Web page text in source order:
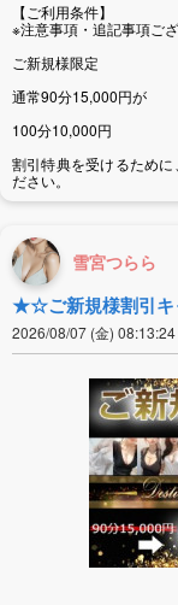
【ご利用条件】
※注意事項・追記事項ご
ご新規様限定
通常90分15,000円が
100分10,000円
割引特典を受けるため
ださい。
雪宮つらら
★☆ご新規様割引
2026/08/07 (金) 08:13:24